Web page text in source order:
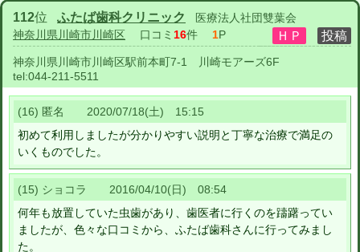
112位 ふたば歯科クリニック
医療法人社団雙葉会
神奈川県川崎市川崎区 口コミ 16件 1P
神奈川県川崎市川崎区駅前本町7-1 川崎モアーズ6F
tel:044-211-5511
(16) 匿名 2020/07/18(土) 15:15
初めて利用しましたが分かりやすい説明と丁寧な治療で満足の
いくものでした。
(15) ショコラ 2016/04/10(日) 08:54
何年も放置していた虫歯があり、歯医者に行くのを躊躇ってい
ましたが、色々な口コミから、ふたば歯科さんに行ってみまし
た。